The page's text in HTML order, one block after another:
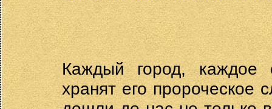
Каждый город, каждое
хранят его пророческое